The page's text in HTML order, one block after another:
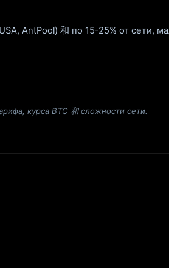
AntPool) 和 по 15-25% от сети,
курса BTC 和 сложности сети.